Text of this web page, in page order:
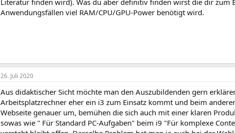
Literatur finden wird). Was du aber definitiv finden wirst die dir zum
Anwendungsfällen viel RAM/CPU/GPU-Power benötigt wird.
26. Juli 2020
Aus didaktischer Sicht möchte man den Auszubildenden gern
Arbeitsplatzrechner eher ein i3 zum Einsatz kommt und beim
Webseite genauer um, bemühen die sich auch mit einer klaren
sowas wie " Für Standard PC-Aufgaben" beim i9 "Für komplexe